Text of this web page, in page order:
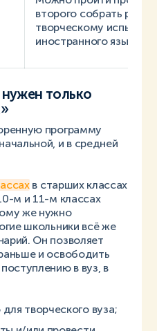
второго собрать
творческому
иностранного языка
только
программу
и в средней
в старших классах
м и 11-м классах
же нужно
школьники всё же
Он позволяет
и освободить
в вуз, в
творческого вуза;